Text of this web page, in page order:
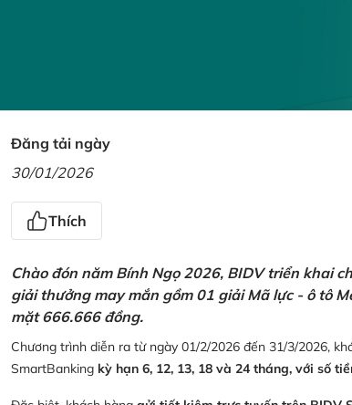
Đăng tải ngày
30/01/2026
Thích
Chào đón năm Bính Ngọ 2026, BIDV triển khai
giải thưởng may mắn gồm 01 giải Mã lực - ô tô
mặt 666.666 đồng.
Chương trình diễn ra từ ngày 01/2/2026 đến 31/3/2026,
SmartBanking kỳ hạn 6, 12, 13, 18 và 24 tháng, với số